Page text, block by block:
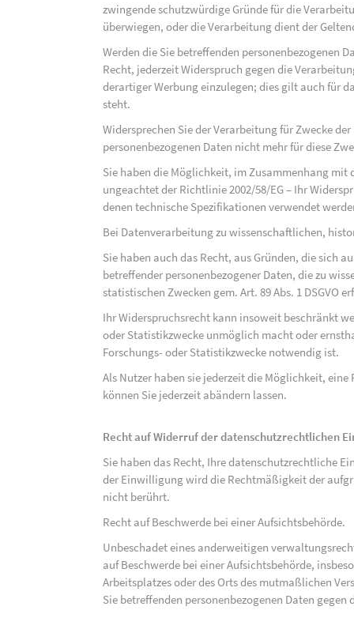
zwingende schutzwürdige Gründe für die
überwiegen, oder die Verarbeitung dient der
Werden die Sie betreffenden personenbezogenen
Recht, jederzeit Widerspruch gegen die
derartiger Werbung einzulegen; dies gilt auch für
steht.
Widersprechen Sie der Verarbeitung für Zwecke
personenbezogenen Daten nicht mehr für diese
Sie haben die Möglichkeit, im Zusammenhang
ungeachtet der Richtlinie 2002/58/EG – Ihr
denen technische Spezifikationen verwendet
Bei Datenverarbeitung zu wissenschaftlichen,
Sie haben auch das Recht, aus Gründen, die sich
betreffender personenbezogener Daten, die zu
statistischen Zwecken gem. Art. 89 Abs. 1 DSGVO
Ihr Widerspruchsrecht kann insoweit beschränkt
oder Statistikzwecke unmöglich macht oder
Forschungs- oder Statistikzwecke notwendig ist.
Als Nutzer haben sie jederzeit die Möglichkeit,
können Sie jederzeit abändern lassen.
Recht auf Widerruf der datenschutzrechtlichen
Sie haben das Recht, Ihre datenschutzrechtliche
der Einwilligung wird die Rechtmäßigkeit der
nicht berührt.
Recht auf Beschwerde bei einer Aufsichtsbehörde.
Unbeschadet eines anderweitigen
auf Beschwerde bei einer Aufsichtsbehörde,
Arbeitsplatzes oder des Orts des mutmaßlichen
Sie betreffenden personenbezogenen Daten gegen